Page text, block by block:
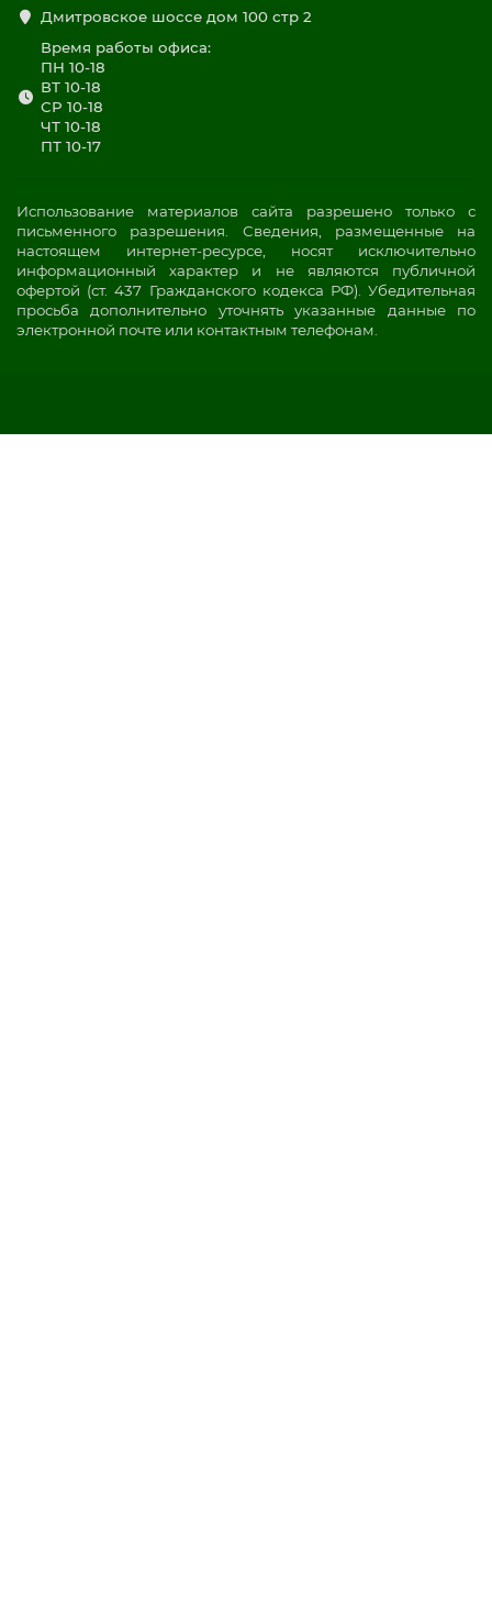
Дмитровское шоссе дом 100 стр 2
Время работы офиса:
ПН 10-18
ВТ 10-18
СР 10-18
ЧТ 10-18
ПТ 10-17
Использование материалов сайта разрешено только с
письменного разрешения. Сведения, размещенные на
настоящем интернет-ресурсе, носят исключительно
информационный характер и не являются публичной
офертой (ст. 437 Гражданского кодекса РФ). Убедительная
просьба дополнительно уточнять указанные данные по
электронной почте или контактным телефонам.